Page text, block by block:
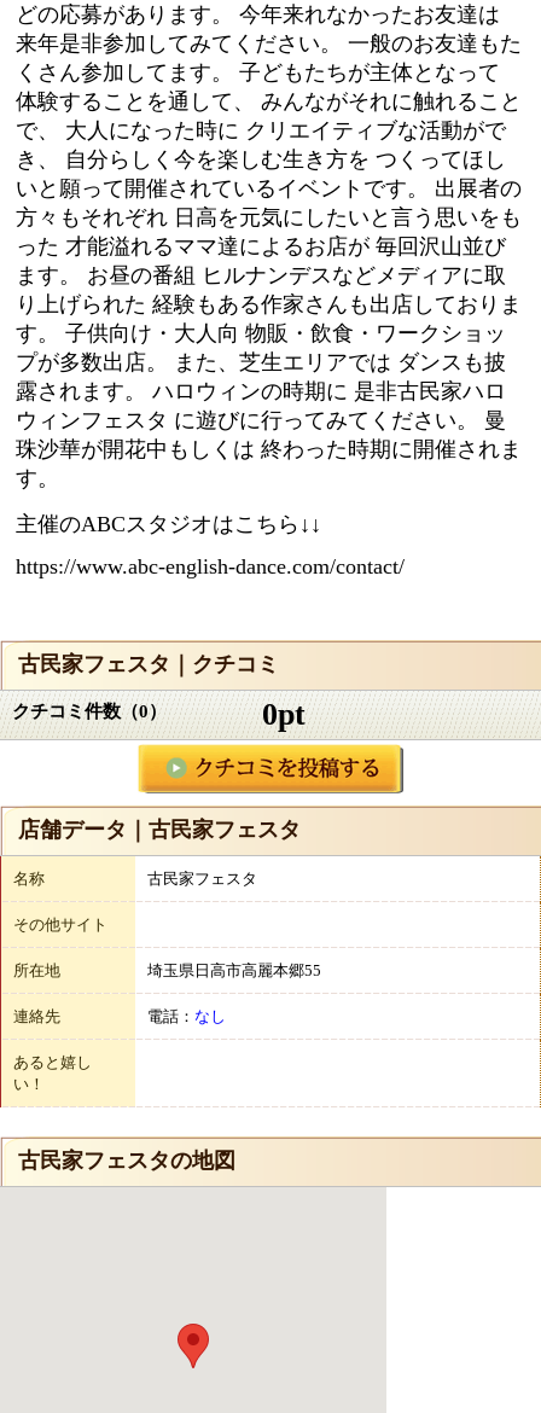
どの応募があります。 今年来れなかったお友達は
来年是非参加してみてください。 一般のお友達もた
くさん参加してます。 子どもたちが主体となって
体験することを通して、 みんながそれに触れること
で、 大人になった時に クリエイティブな活動がで
き、 自分らしく今を楽しむ生き方を つくってほし
いと願って開催されているイベントです。 出展者の
方々もそれぞれ 日高を元気にしたいと言う思いをも
った 才能溢れるママ達によるお店が 毎回沢山並び
ます。 お昼の番組 ヒルナンデスなどメディアに取
り上げられた 経験もある作家さんも出店しておりま
す。 子供向け・大人向 物販・飲食・ワークショッ
プが多数出店。 また、芝生エリアでは ダンスも披
露されます。 ハロウィンの時期に 是非古民家ハロ
ウィンフェスタ に遊びに行ってみてください。 曼
珠沙華が開花中もしくは 終わった時期に開催されま
す。
主催のABCスタジオはこちら↓↓
https://www.abc-english-dance.com/contact/
古民家フェスタ｜クチコミ
クチコミ件数（0） 0pt
店舗データ｜古民家フェスタ
名称 古民家フェスタ
その他サイト
所在地 埼玉県日高市高麗本郷55
連絡先 電話： なし
あると嬉し
い！
古民家フェスタの地図